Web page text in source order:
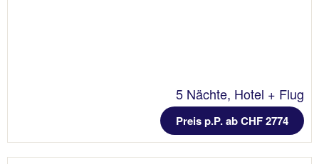
5 Nächte, Hotel + Flug
Preis p.P. ab CHF 2774